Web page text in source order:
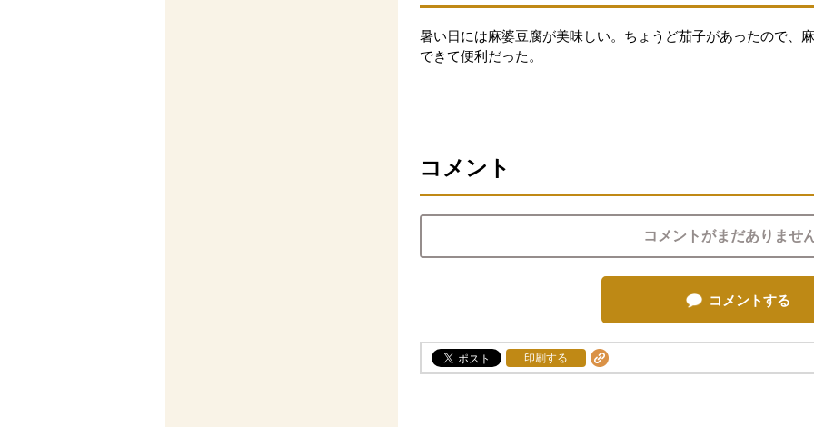
暑い日には麻婆豆腐が美味しい。ちょうど茄子があったので、
できて便利だった。
コメント
コメントがまだありません
コメントする
印刷する